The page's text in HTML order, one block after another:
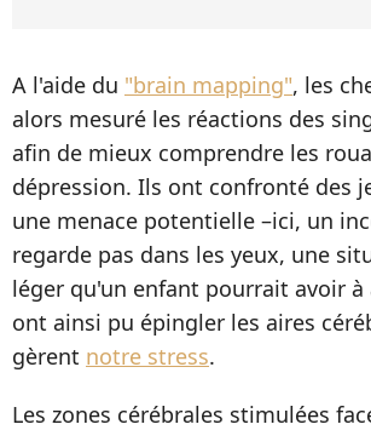
A l'aide du "brain mapping", les
alors mesuré les réactions des
afin de mieux comprendre les
dépression. Ils ont confronté des
une menace potentielle –ici, un
regarde pas dans les yeux, une
léger qu'un enfant pourrait avoir
ont ainsi pu épingler les aires
gèrent notre stress.
Les zones cérébrales stimulées